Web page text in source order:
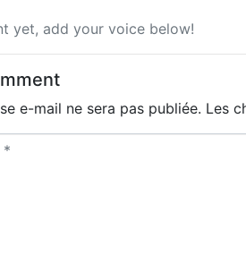
yet, add your voice below!
e-mail ne sera pas publiée. Les